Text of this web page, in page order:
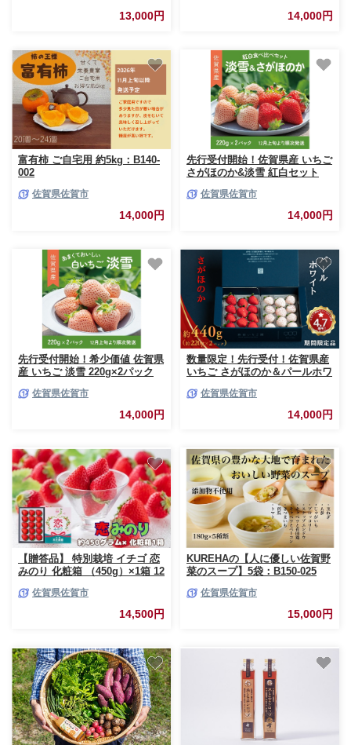
13,000円
ホワイト イチゴ いちご 苺：
14,000円
富有柿 ご自宅用 約5kg：B140-
002
佐賀県佐賀市
14,000円
先行受付開始！佐賀県産 いちご
さがほのか&淡雪 紅白セット
開始 フルーツ 果物 旬 苺 白い
ちご さがほのか 淡雪 紅白いち
ご 九州 佐賀県 佐賀市 清瀬農園
佐賀県佐賀市
14,000円
先行受付開始！希少価値 佐賀県
産 いちご 淡雪 220g×2パック
旬 果物 イチゴ 苺 ピンク苺 白
いちご 九州 佐賀県 佐賀市 清瀬
農園 朝詰み：B140-009
佐賀県佐賀市
14,000円
数量限定！先行受付！佐賀県産
いちご さがほのか＆パールホワ
月発送】いちご イチゴ 苺 果物
フルーツ スイーツ ケーキ パフ
ェ 贈り物 プレゼント ：B140-
佐賀県佐賀市
14,000円
【贈答品】 特別栽培 イチゴ 恋
みのり 化粧箱 （450g）×1箱 12
ルーツ 果物 贈答 ギフト プレゼ
ント 佐賀県 佐賀市：B145-030
佐賀県佐賀市
14,500円
KUREHAの【人に優しい佐賀野
菜のスープ】5袋：B150-025
佐賀県佐賀市
15,000円